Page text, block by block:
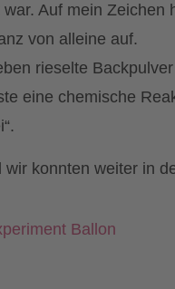
Auf mein Zeichen
von alleine auf.
rieselte
eine chemische
konnten weiter in